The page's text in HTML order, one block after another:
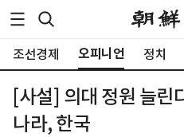
조선경제 오피니언 정치
[사설] 의대 정원 늘린
나라, 한국